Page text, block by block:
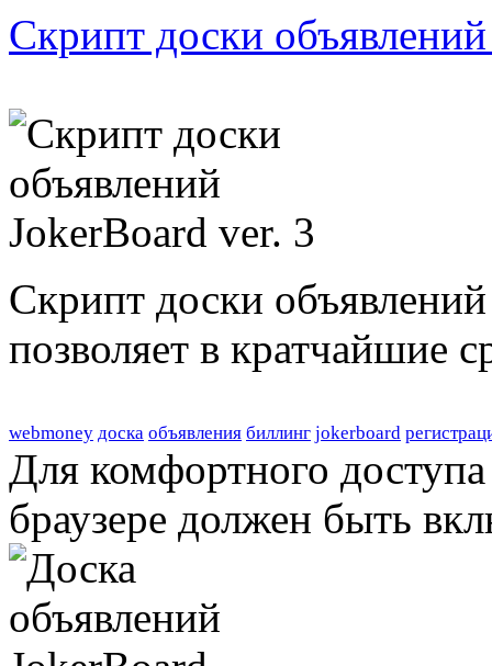
Скрипт доски
Скрипт доски
позволяет в кратчайшие
webmoney доска объявления биллинг jokerboard
Для комфортного
браузере должен быть